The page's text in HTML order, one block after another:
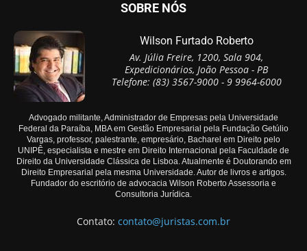
SOBRE NÓS
Wilson Furtado Roberto
Av. Júlia Freire, 1200, Sala 904,
Expedicionários, João Pessoa - PB
Telefone: (83) 3567-9000 - 9 9964-6000
Advogado militante, Administrador de Empresas pela Universidade
Federal da Paraíba, MBA em Gestão Empresarial pela Fundação Getúlio
Vargas, professor, palestrante, empresário, Bacharel em Direito pelo
UNIPÊ, especialista e mestre em Direito Internacional pela Faculdade de
Direito da Universidade Clássica de Lisboa. Atualmente é Doutorando em
Direito Empresarial pela mesma Universidade. Autor de livros e artigos.
Fundador do escritório de advocacia Wilson Roberto Assessoria e
Consultoria Jurídica.
Contato: contato@juristas.com.br